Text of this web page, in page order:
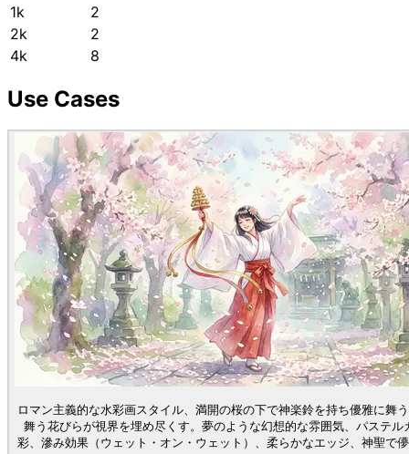
1k
2
2k
2
4k
8
Use Cases
ロマン主義的な水彩画スタイル、満開の桜の下で神楽鈴を持ち優雅に舞
舞う花びらが視界を埋め尽くす。夢のような幻想的な雰囲気、パステル
彩、滲み効果（ウェット・オン・ウェット）、柔らかなエッジ、神聖で